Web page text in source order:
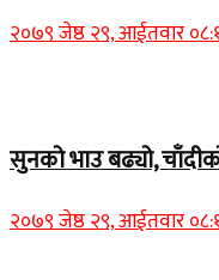
२०७९ जेष्ठ २९, आईतवार
सुनको भाउ बढ्यो,
२०७९ जेष्ठ २९, आईतवार